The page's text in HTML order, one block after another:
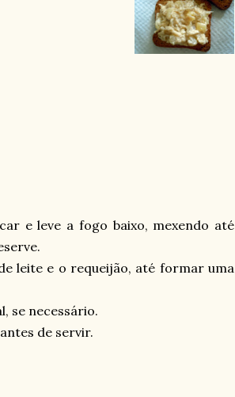
e leve a fogo baixo, mexendo até
leite e o requeijão, até formar uma
se necessário.
de servir.